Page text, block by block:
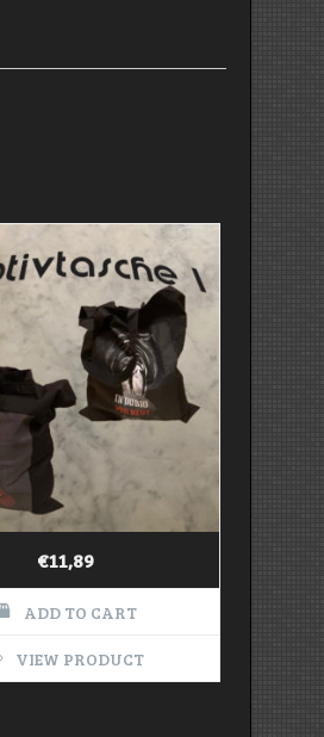
€11,89
ADD TO CART
VIEW PRODUCT